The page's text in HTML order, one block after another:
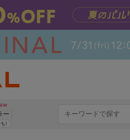
ー